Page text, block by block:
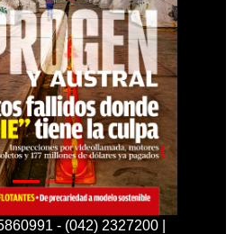
- (042) 2327200 |